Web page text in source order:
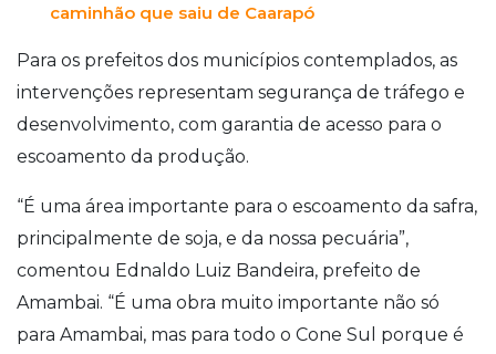
caminhão que saiu de Caarapó
Para os prefeitos dos municípios contemplados, as
intervenções representam segurança de tráfego e
desenvolvimento, com garantia de acesso para o
escoamento da produção.
“É uma área importante para o escoamento da safra,
principalmente de soja, e da nossa pecuária”,
comentou Ednaldo Luiz Bandeira, prefeito de
Amambai. “É uma obra muito importante não só
para Amambai, mas para todo o Cone Sul porque é